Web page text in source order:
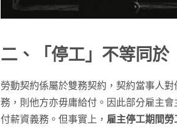
二、「停工」不等同於
勞動契約係屬於雙務契約，契約當事人
務，則他方亦毋庸給付。因此部分雇主
付薪資義務。但事實上， 雇主停工期間勞